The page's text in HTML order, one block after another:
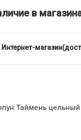
в
Интернет-
Таймень